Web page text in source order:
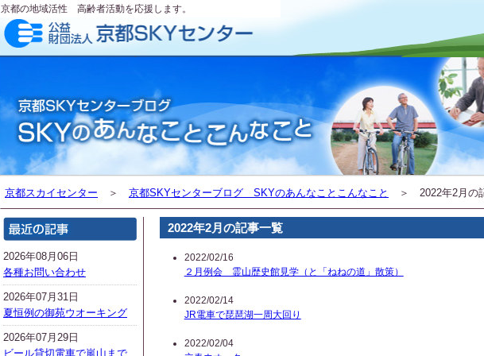
京都の地域活性 高齢者活動を応援します。
京都スカイセンター ＞ 京都SKYセンターブログ SKYのあんなことこんなこと ＞ 2022年2月の
2026年08月06日
各種お問い合わせ
2026年07月31日
夏恒例の御苑ウオーキング
2026年07月29日
ビール貸切電車で嵐山まで
2022年2月の記事一覧
2022/02/16
２月例会 霊山歴史館見学（と「ねねの道」散策）
2022/02/14
JR電車で琵琶湖一周大回り
2022/02/04